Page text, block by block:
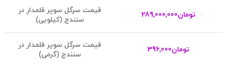
تومان289,000,000 قیمت سرگل سوپر قلمدار در
سنندج (کیلویی)
تومان396,000
قیمت سرگل سوپر قلمدار در
سنندج (گرمی)